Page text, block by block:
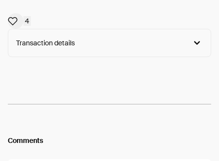
4
Transaction details
Comments